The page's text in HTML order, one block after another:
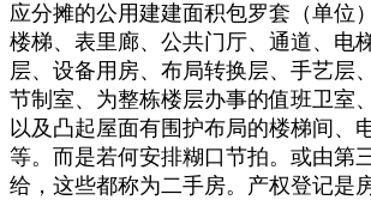
应分摊的公用建建面积包罗套（单位
楼梯、表里廊、公共门厅、通道、电
层、设备用房、布局转换层、手艺层
节制室、为整栋楼层办事的值班卫室
以及凸起屋面有围护布局的楼梯间、
等。而是若何安排糊口节拍。或由第
给，这些都称为二手房。产权登记是